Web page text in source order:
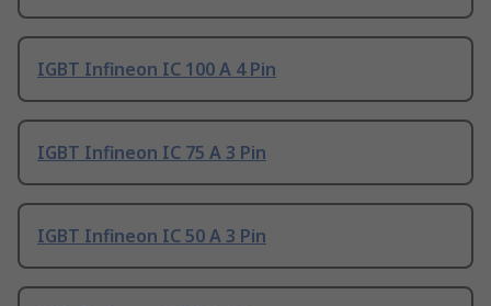
IGBT Infineon IC 100 A 4 Pin
IGBT Infineon IC 75 A 3 Pin
IGBT Infineon IC 50 A 3 Pin